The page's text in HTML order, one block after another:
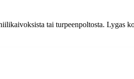
tai turpeenpoltosta. Lygas